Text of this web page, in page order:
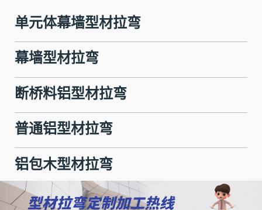
单元体幕墙型材拉弯
幕墙型材拉弯
断桥料铝型材拉弯
普通铝型材拉弯
铝包木型材拉弯
钢材拉弯